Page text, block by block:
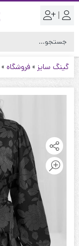
|
گینگ سایز »فروشگاه »